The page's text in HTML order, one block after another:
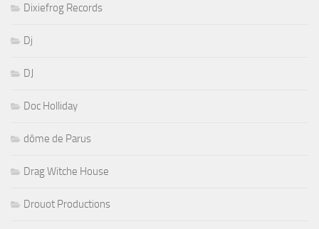
Dixiefrog Records
Dj
DJ
Doc Holliday
dôme de Parus
Drag Witche House
Drouot Productions